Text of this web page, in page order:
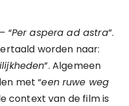
“Per aspera ad astra”.
worden naar:
”. Algemeen
met “een ruwe weg
context van de film is